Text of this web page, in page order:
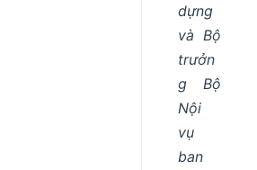
dựng
và Bộ
trưởn
g Bộ
Nội
vụ
ban